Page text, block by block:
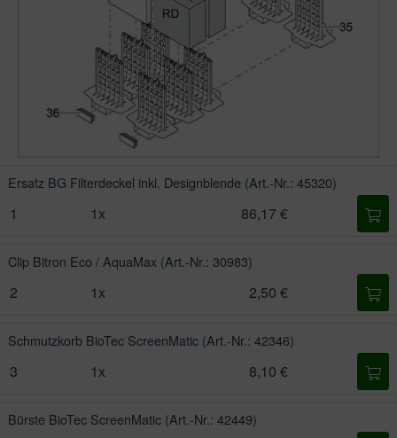
1
Ersatz BG Filterdeckel inkl. Designblende (Art.-Nr.: 45320)
1x 86,17 €
2
Clip Bitron Eco / AquaMax (Art.-Nr.: 30983)
1x 2,50 €
3
Schmutzkorb BioTec ScreenMatic (Art.-Nr.: 42346)
1x 8,10 €
Bürste BioTec ScreenMatic (Art.-Nr.: 42449)